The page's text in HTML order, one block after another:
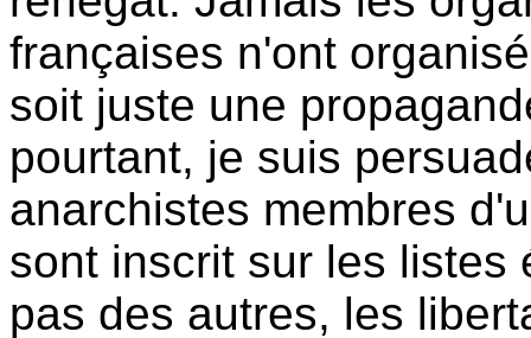
françaises n'ont
soit juste une
pourtant, je suis
anarchistes membres
sont inscrit sur les listes
pas des autres, les